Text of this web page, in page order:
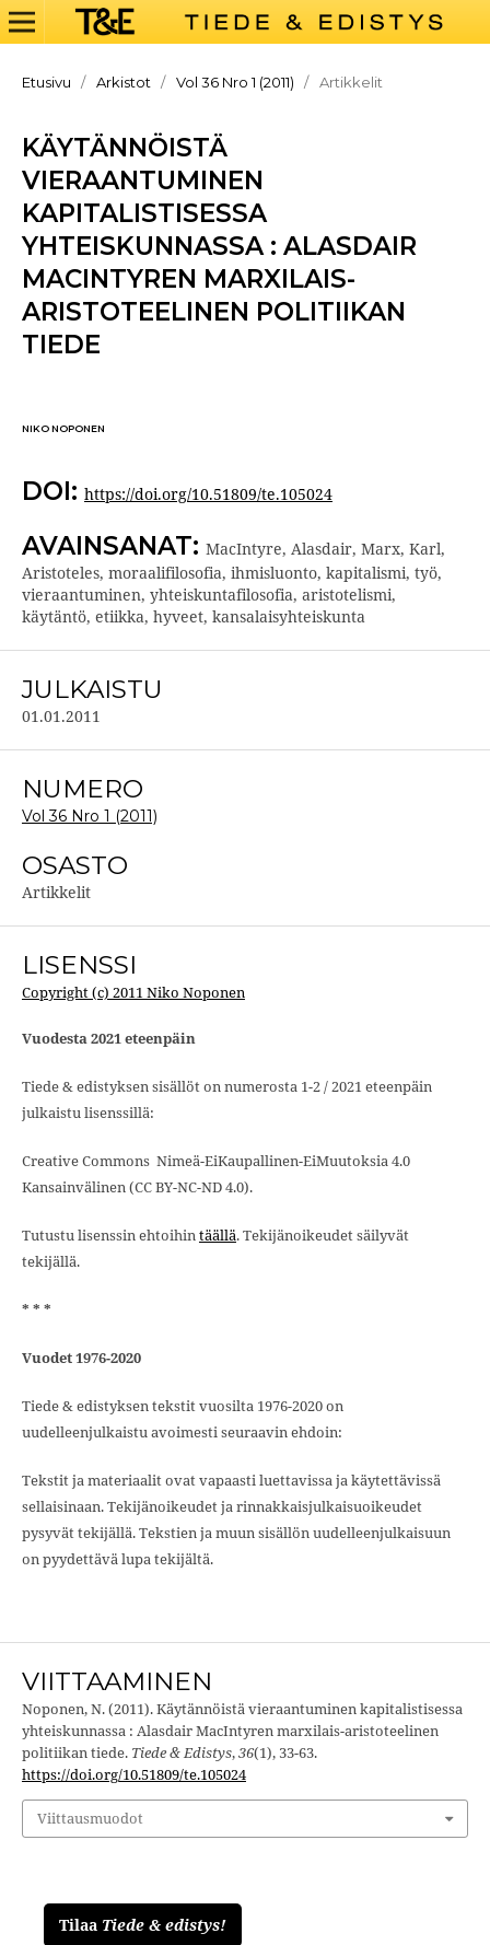
Etusivu / Arkistot / Vol 36 Nro 1 (2011) / Artikkelit
KÄYTÄNNÖISTÄ
VIERAANTUMINEN
KAPITALISTISESSA
YHTEISKUNNASSA : ALASDAIR
MACINTYREN MARXILAIS-
ARISTOTEELINEN POLITIIKAN
TIEDE
NIKO NOPONEN
DOI: https://doi.org/10.51809/te.105024
AVAINSANAT: MacIntyre, Alasdair, Marx, Karl,
Aristoteles, moraalifilosofia, ihmisluonto, kapitalismi, työ,
vieraantuminen, yhteiskuntafilosofia, aristotelismi,
käytäntö, etiikka, hyveet, kansalaisyhteiskunta
JULKAISTU
01.01.2011
NUMERO
Vol 36 Nro 1 (2011)
OSASTO
Artikkelit
LISENSSI
Copyright (c) 2011 Niko Noponen
Vuodesta 2021 eteenpäin
Tiede & edistyksen sisällöt on numerosta 1-2 / 2021 eteenpäin
julkaistu lisenssillä:
Creative Commons Nimeä-EiKaupallinen-EiMuutoksia 4.0
Kansainvälinen (CC BY-NC-ND 4.0).
Tutustu lisenssin ehtoihintäällä. Tekijänoikeudet säilyvät
tekijällä.
* * *
Vuodet 1976-2020
Tiede & edistyksen tekstit vuosilta 1976-2020 on
uudelleenjulkaistu avoimesti seuraavin ehdoin:
Tekstit ja materiaalit ovat vapaasti luettavissa ja käytettävissä
sellaisinaan. Tekijänoikeudet ja rinnakkaisjulkaisuoikeudet
pysyvät tekijällä. Tekstien ja muun sisällön uudelleenjulkaisuun
on pyydettävä lupa tekijältä.
VIITTAAMINEN
Noponen, N. (2011). Käytännöistä vieraantuminen kapitalistisessa
yhteiskunnassa : Alasdair MacIntyren marxilais-aristoteelinen
politiikan tiede. Tiede & Edistys,36(1), 33-63.
https://doi.org/10.51809/te.105024
Viittausmuodot
Tilaa Tiede & edistys!